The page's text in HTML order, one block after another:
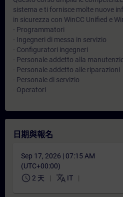
sistema e ti fornisce molte nuove
in sicurezza con WinCC Unified e
- Programmatori
- Ingegneri di messa in servizio
- Configuratori ingegneri
- Personale addetto alla
- Personale addetto alle riparazioni
- Personale di servizio
- Operatori
日期與報名
Sep 17, 2026 | 07:15 AM
(UTC+00:00)
schedule 2 天 translate IT